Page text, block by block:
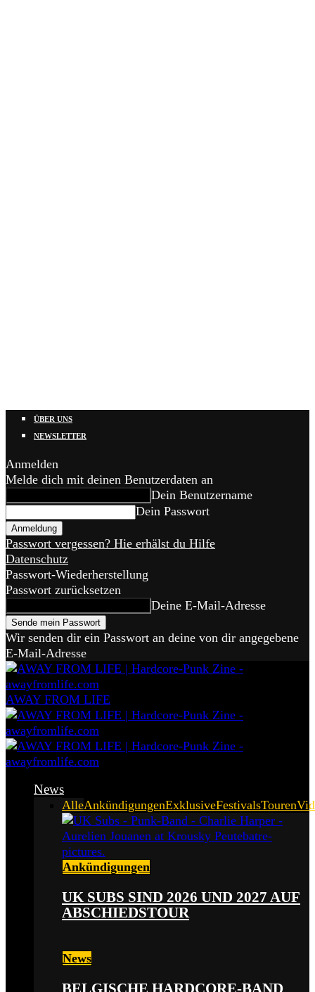
ÜBER UNS
NEWSLETTER
Anmelden
Melde dich mit deinen Benutzerdaten an
Dein Benutzername
Dein Passwort
Passwort vergessen? Hie erhälst du Hilfe
Datenschutz
Passwort-Wiederherstellung
Passwort zurücksetzen
Deine E-Mail-Adresse
Wir senden dir ein Passwort an deine von dir angegebene
E-Mail-Adresse
AWAY FROM LIFE
News
AlleAnkündigungenExklusiveFestivalsTouren
Ankündigungen
UK SUBS SIND 2026 UND 2027 AUF
ABSCHIEDSTOUR
News
BELGISCHE HARDCORE-BAND